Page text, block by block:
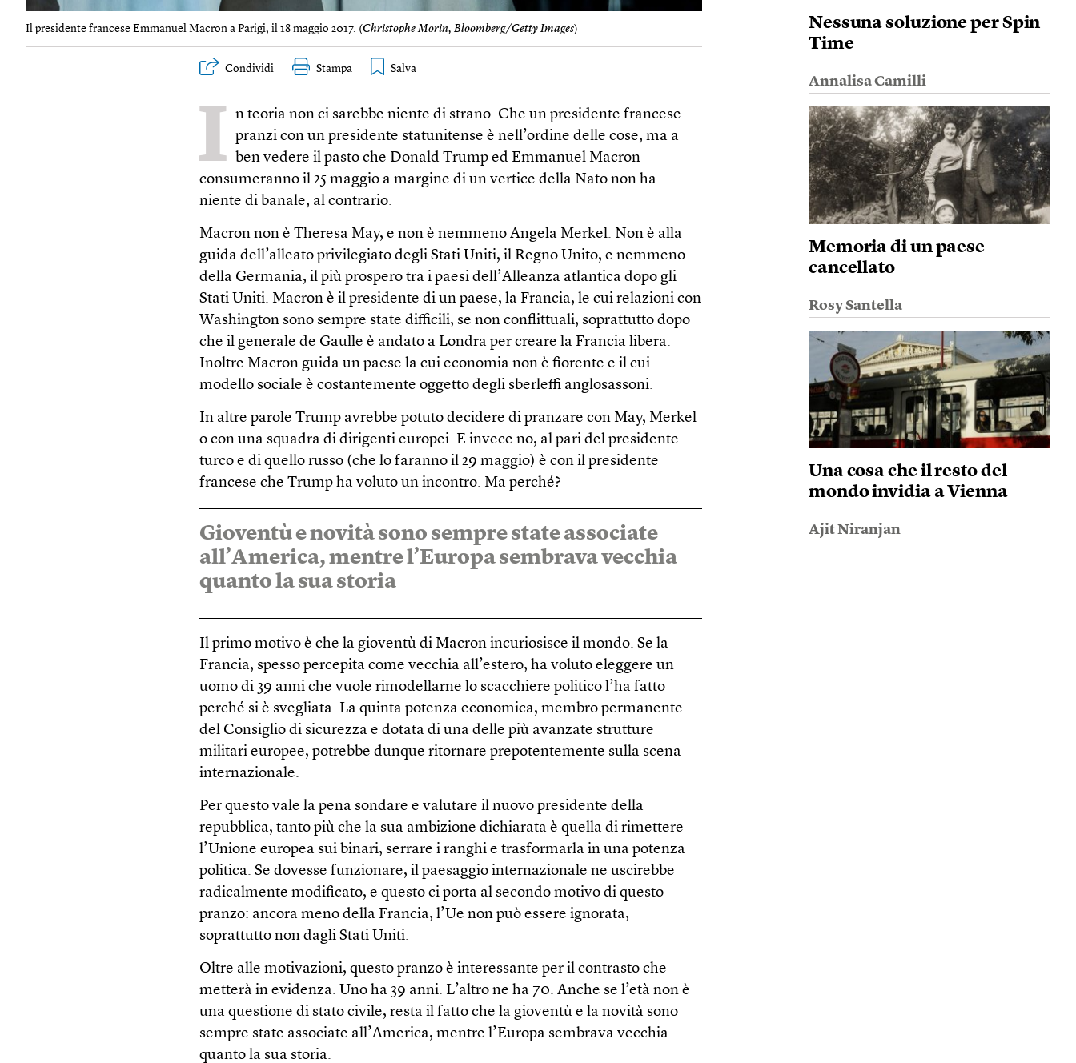
Il presidente francese Emmanuel Macron a Parigi, il 18 maggio 2017. (Christophe Morin, Bloomberg/Getty Images)
Condividi Stampa
I n teoria non ci sarebbe niente di strano. Che un presidente francese
pranzi con un presidente statunitense è nell’ordine delle cose, ma a
ben vedere il pasto che Donald Trump ed Emmanuel Macron
consumeranno il 25 maggio a margine di un vertice della Nato non ha
niente di banale, al contrario.
Macron non è Theresa May, e non è nemmeno Angela Merkel. Non è alla
guida dell’alleato privilegiato degli Stati Uniti, il Regno Unito, e nemmeno
della Germania, il più prospero tra i paesi dell’Alleanza atlantica dopo gli
Stati Uniti. Macron è il presidente di un paese, la Francia, le cui relazioni con
Washington sono sempre state difficili, se non conflittuali, soprattutto dopo
che il generale de Gaulle è andato a Londra per creare la Francia libera.
Inoltre Macron guida un paese la cui economia non è fiorente e il cui
modello sociale è costantemente oggetto degli sberleffi anglosassoni.
In altre parole Trump avrebbe potuto decidere di pranzare con May, Merkel
o con una squadra di dirigenti europei. E invece no, al pari del presidente
turco e di quello russo (che lo faranno il 29 maggio) è con il presidente
francese che Trump ha voluto un incontro. Ma perché?
Gioventù e novità sono sempre state associate
all’America, mentre l’Europa sembrava vecchia
quanto la sua storia
Il primo motivo è che la gioventù di Macron incuriosisce il mondo. Se la
Francia, spesso percepita come vecchia all’estero, ha voluto eleggere un
uomo di 39 anni che vuole rimodellarne lo scacchiere politico l’ha fatto
perché si è svegliata. La quinta potenza economica, membro permanente
del Consiglio di sicurezza e dotata di una delle più avanzate strutture
militari europee, potrebbe dunque ritornare prepotentemente sulla scena
internazionale.
Per questo vale la pena sondare e valutare il nuovo presidente della
repubblica, tanto più che la sua ambizione dichiarata è quella di rimettere
l’Unione europea sui binari, serrare i ranghi e trasformarla in una potenza
politica. Se dovesse funzionare, il paesaggio internazionale ne uscirebbe
radicalmente modificato, e questo ci porta al secondo motivo di questo
pranzo: ancora meno della Francia, l’Ue non può essere ignorata,
soprattutto non dagli Stati Uniti.
Oltre alle motivazioni, questo pranzo è interessante per il contrasto che
metterà in evidenza. Uno ha 39 anni. L’altro ne ha 70. Anche se l’età non è
una questione di stato civile, resta il fatto che la gioventù e la novità sono
sempre state associate all’America, mentre l’Europa sembrava vecchia
quanto la sua storia.
Nessuna soluzione per Spin
Time
Annalisa Camilli
Memoria di un paese
cancellato
Rosy Santella
Una cosa che il resto del
mondo invidia a Vienna
Ajit Niranjan